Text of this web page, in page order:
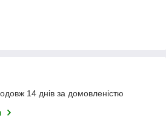
14 днів за домовленістю